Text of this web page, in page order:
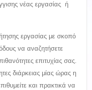
νέας εργασίας ή
εργασίας με σκοπό
να αναζητήσετε
επιτυχίας σας.
διάρκειας μίας ώρας η
και πρακτικά να